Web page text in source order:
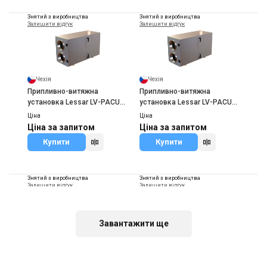
Знятий з виробництва
Залишити відгук
Чехія
Припливно-витяжна
установка Lessar LV-PACU
1000 HW
Ціна
Ціна за запитом
Купити
Знятий з виробництва
Залишити відгук
Чехія
Припливно-витяжна
установка Lessar LV-PACU
1900 HE
Ціна
Ціна за запитом
Купити
Знятий з виробництва
Залишити відгук
Знятий з виробництва
Залишити відгук
Завантажити ще